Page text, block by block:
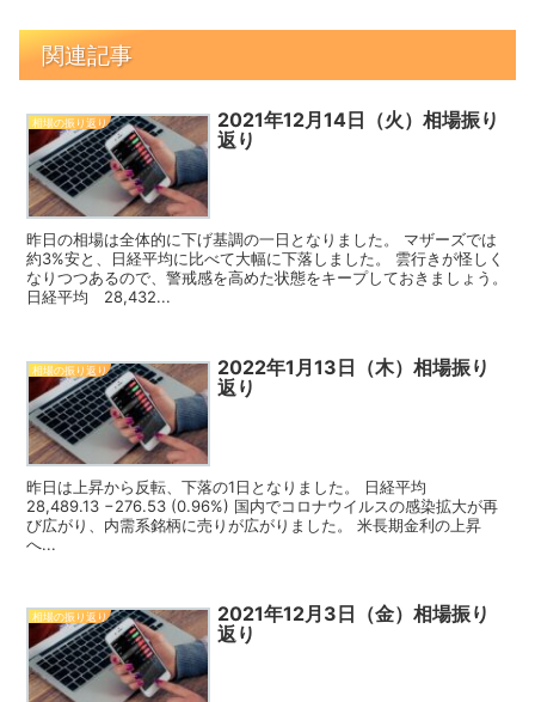
関連記事
相場の振り返り
2021年12月14日（火）相場振り
返り
昨日の相場は全体的に下げ基調の一日となりました。 マザーズでは
約3%安と、日経平均に比べて大幅に下落しました。 雲行きが怪しく
なりつつあるので、警戒感を高めた状態をキープしておきましょう。
日経平均 28,432...
相場の振り返り
2022年1月13日（木）相場振り
返り
昨日は上昇から反転、下落の1日となりました。 日経平均
28,489.13 −276.53 (0.96%) 国内でコロナウイルスの感染拡大が再
び広がり、内需系銘柄に売りが広がりました。 米長期金利の上昇
へ...
相場の振り返り
2021年12月3日（金）相場振り
返り